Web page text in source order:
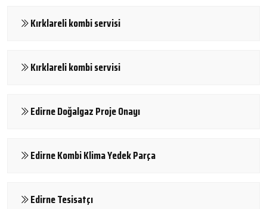
Kırklareli kombi servisi
Kırklareli kombi servisi
Edirne Doğalgaz Proje Onayı
Edirne Kombi Klima Yedek Parça
Edirne Tesisatçı